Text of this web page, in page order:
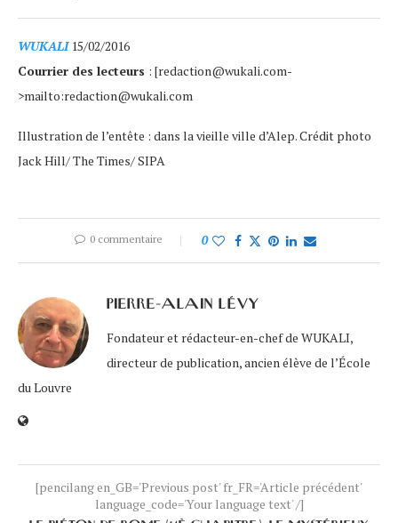
WUKALI15/02/2016
Courrier des lecteurs : [redaction@wukali.com-
>mailto:redaction@wukali.com
Illustration de l’entête : dans la vieille ville d’Alep. Crédit photo
Jack Hill/ The Times/ SIPA
0 commentaire 0
PIERRE-ALAIN LÉVY
Fondateur et rédacteur-en-chef de WUKALI,
directeur de publication, ancien élève de l’École
du Louvre
[pencilang en_GB='Previous post' fr_FR='Article précédent'
language_code='Your language text' /]